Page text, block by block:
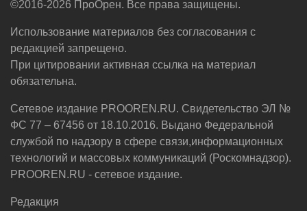
©2016-2026 ПроОрен. Все права защищены.
Использование материалов без согласования с
редакцией запрещено.
При цитировании активная ссылка на материал
обязательна.
Сетевое издание PROOREN.RU. Свидетельство ЭЛ №
ФС 77 – 67456 от 18.10.2016. Выдано Федеральной
службой по надзору в сфере связи,информационных
технологий и массовых коммуникаций (Роскомнадзор).
PROOREN.RU - сетевое издание.
Редакция